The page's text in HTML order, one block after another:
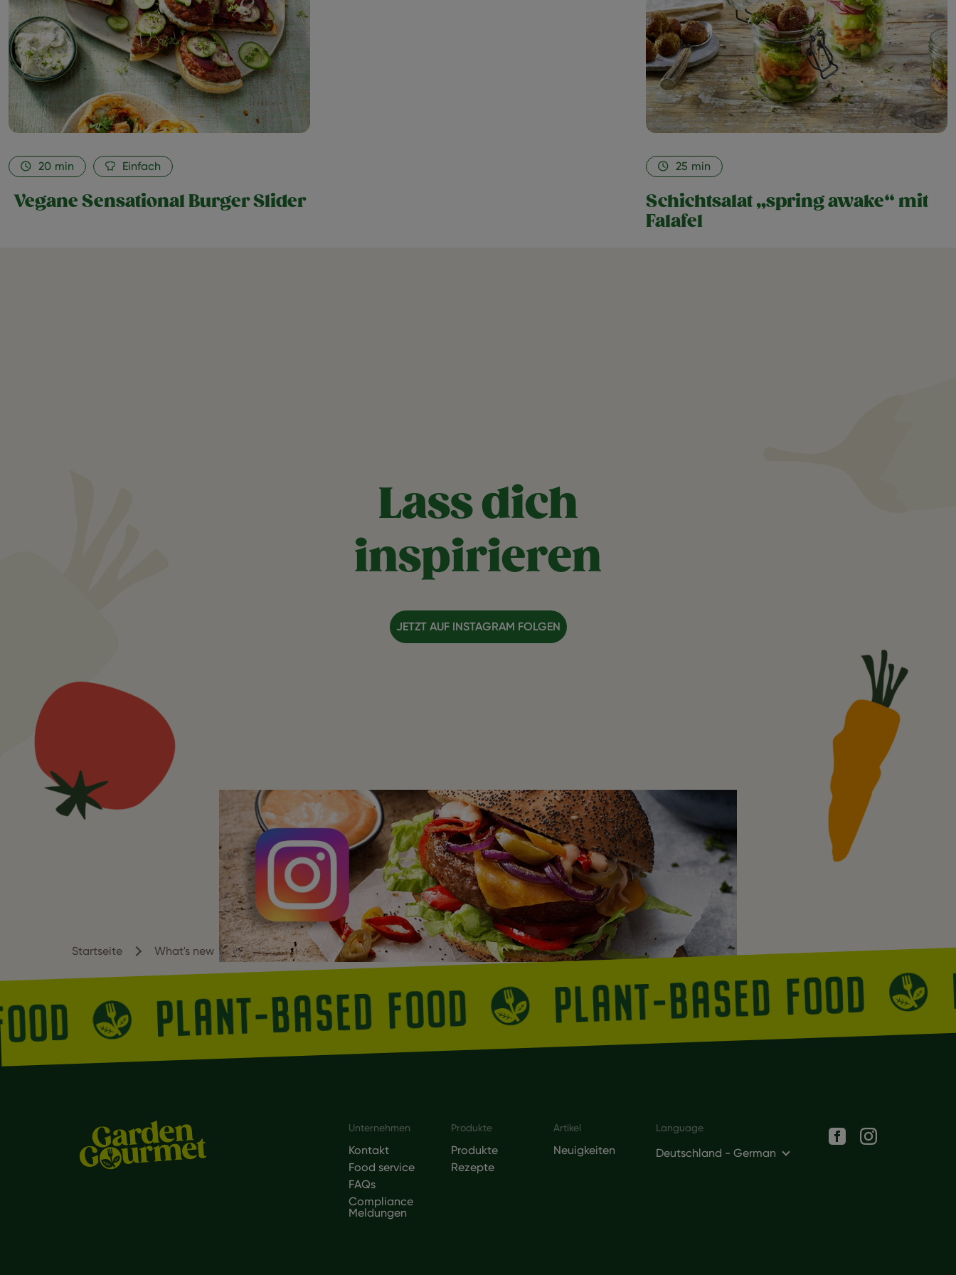
Vegane Sensational Burger Slider
20 min Einfach
Schichtsalat „spring awake“ mit
Falafel
25 min
Lass dich
inspirieren
JETZT AUF INSTAGRAM FOLGEN
Startseite What's new
PLANT-BASED FOOD PLANT-BASED FOOD
Footer
Unternehmen
Kontakt
Food service
FAQs
Compliance
Meldungen
Produkte
Produkte
Rezepte
Artikel
Neuigkeiten
Language
Deutschland - German
Social networks